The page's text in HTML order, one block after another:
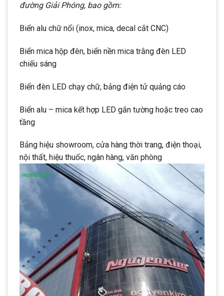
đường Giải Phóng, bao gồm:
Biển alu chữ nổi (inox, mica, decal cắt CNC)
Biển mica hộp đèn, biển nền mica trắng đèn LED
chiếu sáng
Biển đèn LED chạy chữ, bảng điện tử quảng cáo
Biển alu – mica kết hợp LED gắn tường hoặc treo cao
tầng
Bảng hiệu showroom, cửa hàng thời trang, điện thoại,
nội thất, hiệu thuốc, ngân hàng, văn phòng